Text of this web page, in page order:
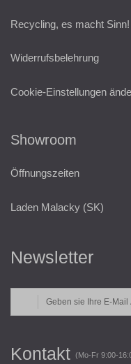
Recycling, es macht Sinn!
Widerrufsbelehrung
Cookie-Einstellungen
Showroom
Öffnungszeiten
Laden Malacky (SK)
Newsletter
Kontakt (Mo-Fr 9:00-